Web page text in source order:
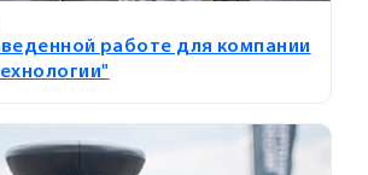
работе для компании